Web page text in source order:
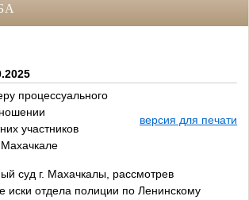
процессуального
участников
версия для печати
суд г. Махачкалы, рассмотрев
иски отдела полиции по Ленинскому